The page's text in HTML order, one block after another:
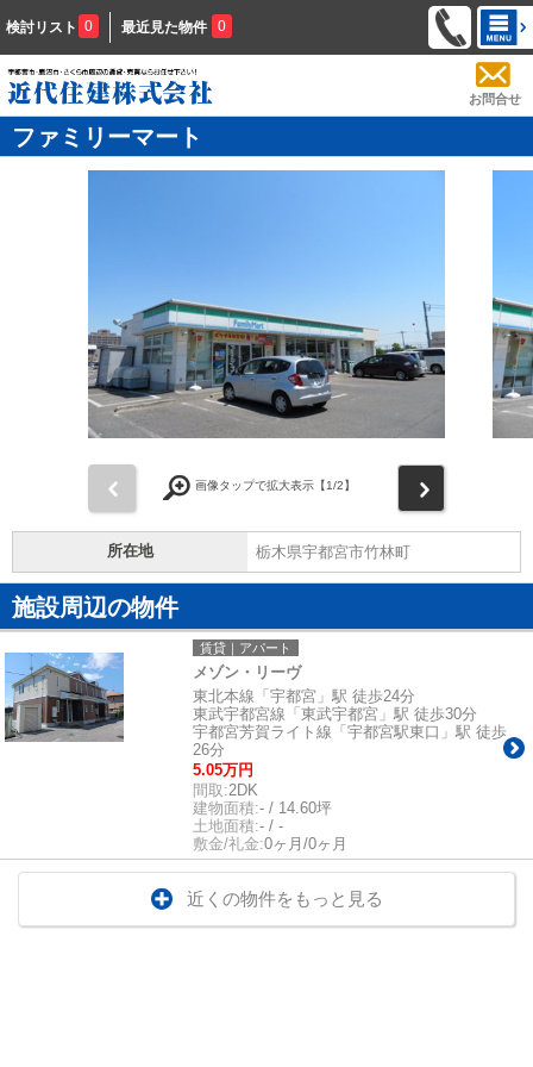
検討リスト 0 最近見た物件 0
お問合せ
ファミリーマート
画像タップで拡大表示【1/2】
所在地 栃木県宇都宮市竹林町
施設周辺の物件
賃貸｜アパート
メゾン・リーヴ
東北本線「宇都宮」駅 徒歩24分
東武宇都宮線「東武宇都宮」駅 徒歩30分
宇都宮芳賀ライト線「宇都宮駅東口」駅 徒歩
26分
5.05万円
間取:2DK
建物面積:- / 14.60坪
土地面積:- / -
敷金/礼金:0ヶ月/0ヶ月
近くの物件をもっと見る